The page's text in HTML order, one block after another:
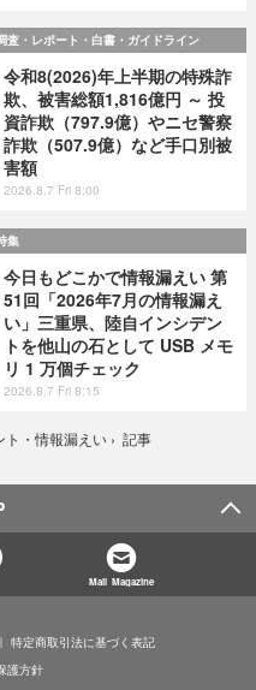
査・レポート・白書・ガイドライン
令和8(2026)年上半期の特殊詐
欺、被害総額1,816億円 ～ 投
資詐欺（797.9億）やニセ警察
詐欺（507.9億）など手口別被
害額
2026.8.7 Fri 8:00
集
今日もどこかで情報漏えい 第
51回「2026年7月の情報漏え
い」三重県、陸自インシデン
トを他山の石として USB メモ
リ 1 万個チェック
2026.8.7 Fri 8:15
ト・情報漏えい › 記事
Mail Magazine
特定商取引法に基づく表記
護方針